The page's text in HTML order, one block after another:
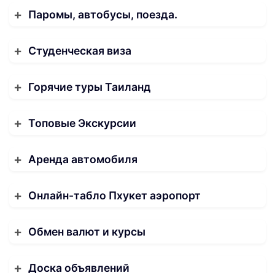
Паромы, автобусы, поезда.
Студенческая виза
Горячие туры Таиланд
Топовые Экскурсии
Аренда автомобиля
Онлайн-табло Пхукет аэропорт
Обмен валют и курсы
Доска объявлений